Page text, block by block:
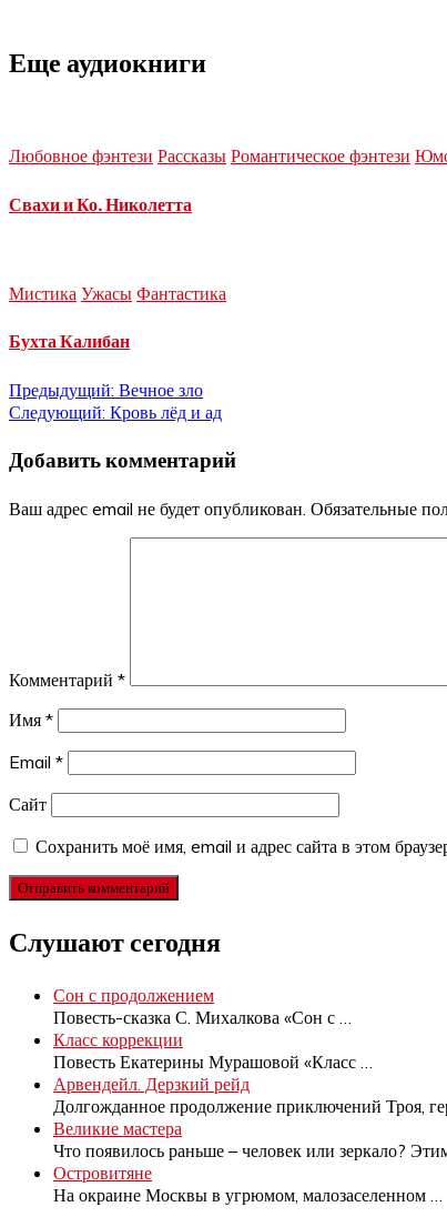
Еще аудиокниги
Любовное фэнтези Рассказы Романтическое фэнтези
Свахи и Ко. Николетта
Мистика Ужасы Фантастика
Бухта Калибан
Навигация
записям
Предыдущий: Вечное зло
Следующий: Кровь лёд и ад
Добавить комментарий
Ваш адрес email не будет опубликован. Обязательные
Комментарий *
Имя *
Email *
Сайт
Сохранить моё имя, email и адрес сайта в этом
Слушают сегодня
Сон с продолжением
Повесть-сказка С. Михалкова «Сон с
Класс коррекции
Повесть Екатерины Мурашовой «Класс
Арвендейл. Дерзкий рейд
Долгожданное продолжение приключений Троя,
Великие мастера
Что появилось раньше – человек или зеркало?
Островитяне
На окраине Москвы в угрюмом, малозаселенном